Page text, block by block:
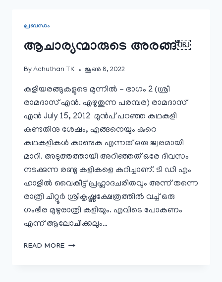
പ്രബന്ധം
ആചാര്യന്മാരുടെ അരങ്ങ്‌￼
By Achuthan TK ജൂൺ 8, 2022
കളിയരങ്ങുകളുടെ മുന്നിൽ – ഭാഗം 2 (ശ്രീ
രാമദാസ് എൻ. എഴുതുന്ന പരമ്പര) രാമദാസ്‌
എൻ July 15, 2012 മുൻപ്‌ പറഞ്ഞ കഥകളി
കണ്ടതിനു ശേഷം, എങ്ങനെയും കുറെ
കഥകളികൾ കാണുക എന്നത്‌ ഒരു ജ്വരമായി
മാറി. അടുത്തത്തായി അറിഞ്ഞത്‌ ഒരേ ദിവസം
നടക്കുന്ന രണ്ടു കളികളെ കുറിച്ചാണ്‌. ടി ഡി എം
ഹാളിൽ വൈകീട്ട്‌ പ്രഹ്ലാദചരിതവും അന്ന്‌ തന്നെ
രാത്രി ചിറ്റൂർ ശ്രീകൃഷ്ണക്ഷേത്രത്തിൽ വച്ച്‌ ഒരു
ഗംഭീര മുഴുരാത്രി കളിയും. എവിടെ പോകണം
എന്ന്‌ ആലോചിക്കലും…
READ MORE ആചാര്യന്മാരുടെ